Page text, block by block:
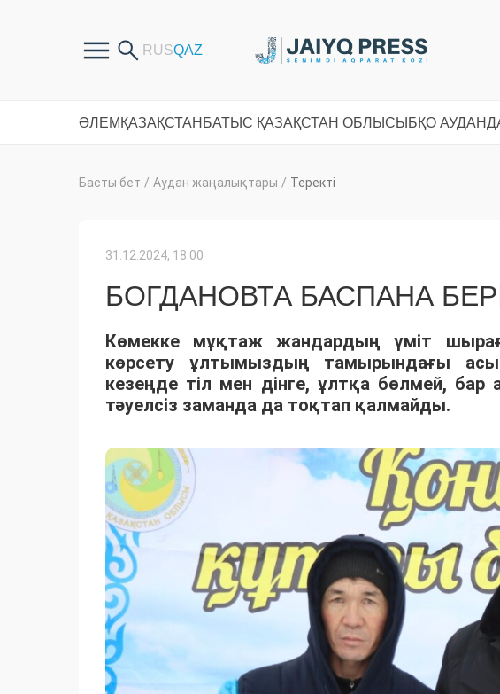
ӘЛЕМ ҚАЗАҚСТАН БАТЫС ҚАЗАҚСТАН ОБЛЫСЫ БҚО
Басты бет / Аудан жаңалықтары / Теректі
31.12.2024, 18:00
БОГДАНОВТА БАСПАНА
Көмекке мұқтаж жандардың үміт
көрсету ұлтымыздың тамырындағы
кезеңде тіл мен дінге, ұлтқа бөлмей,
тәуелсіз заманда да тоқтап қалмайды.